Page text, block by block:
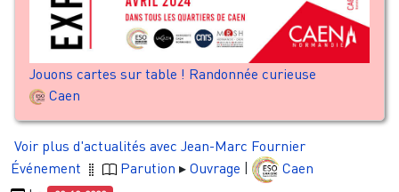
Jouons cartes sur table ! Randonnée curieuse
Caen
Voir plus d'actualités avec Jean-Marc Fournier
Événement
Parution Ouvrage |
Caen